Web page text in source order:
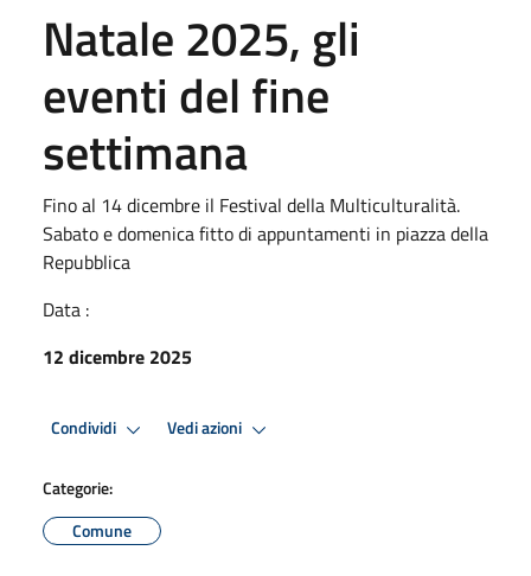
Natale 2025, gli
eventi del fine
settimana​
Fino al 14 dicembre il Festival della Multiculturalità.
Sabato e domenica fitto di appuntamenti in piazza della
Repubblica
Data :
12 dicembre 2025
Condividi Vedi azioni
Categorie:
Comune